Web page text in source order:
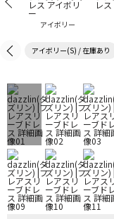
アイボリー
アイボリー(S) / 在庫あり